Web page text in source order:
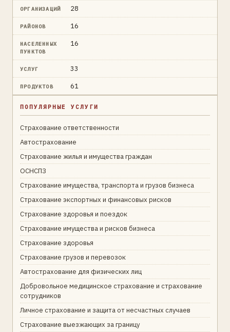
ОРГАНИЗАЦИЙ 28
РАЙОНОВ 16
НАСЕЛЕННЫХ
ПУНКТОВ
16
УСЛУГ 33
ПРОДУКТОВ 61
ПОПУЛЯРНЫЕ УСЛУГИ
Страхование ответственности
Автострахование
Страхование жилья и имущества граждан
ОСНСПЗ
Страхование имущества, транспорта и грузов бизнеса
Страхование экспортных и финансовых рисков
Страхование здоровья и поездок
Страхование имущества и рисков бизнеса
Страхование здоровья
Страхование грузов и перевозок
Автострахование для физических лиц
Добровольное медицинское страхование и страхование
сотрудников
Личное страхование и защита от несчастных случаев
Страхование выезжающих за границу